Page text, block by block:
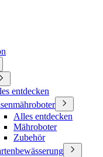
entdecken
Alles entdecken
Mähroboter
Zubehör